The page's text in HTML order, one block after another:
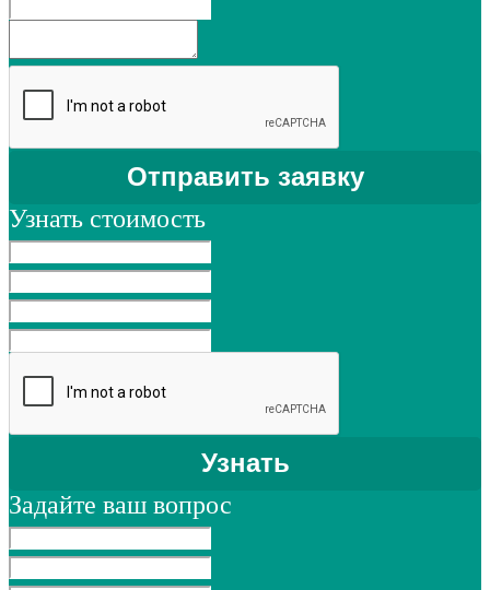
Узнать стоимость
Задайте ваш вопрос